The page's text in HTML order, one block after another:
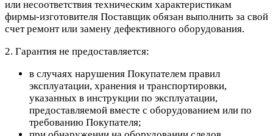
или несоответствия техническим характеристикам
фирмы-изготовителя Поставщик обязан выполнить за свой
счет ремонт или замену дефективного оборудования.
2. Гарантия не предоставляется:
в случаях нарушения Покупателем правил
эксплуатации, хранения и транспортировки,
указанных в инструкции по эксплуатации,
предоставляемой вместе с оборудованием или по
требованию Покупателя;